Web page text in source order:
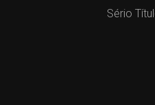
Sério